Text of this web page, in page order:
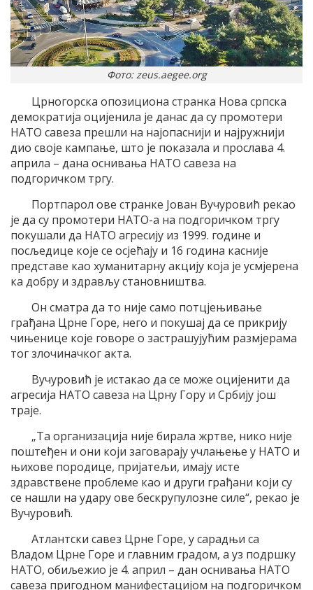
Фото: zeus.aegee.org
Црногорска опозициона странка Нова српска
демократија оцијенила је данас да су промотери
НАТО савеза прешли на најопаснији и најружнији
дио своје кампање, што је показала и прослава 4.
априла – дана оснивања НАТО савеза на
подгоричком тргу.
Портпарол ове странке Јован Вучуровић рекао
је да су промотери НАТО-а на подгоричком тргу
покушали да НАТО агресију из 1999. године и
посљедице које се осјећају и 16 година касније
представе као хуманитарну акцију која је усмјерена
ка добру и здрављу становништва.
Он сматра да то није само потцјењивање
грађана Црне Горе, него и покушај да се прикрију
чињенице које говоре о застрашујућим размјерама
тог злочиначког акта.
Вучуровић је истакао да се може оцијенити да
агресија НАТО савеза на Црну Гору и Србију још
траје.
„Та организација није бирала жртве, нико није
поштеђен и они који заговарају учлањење у НАТО и
њихове породице, пријатељи, имају исте
здравствене проблеме као и други грађани који су
се нашли на удару ове бескрупулозне силе“, рекао је
Вучуровић.
Атлантски савез Црне Горе, у сарадњи са
Владом Црне Горе и главним градом, а уз подршку
НАТО, обиљежио је 4. април – дан оснивања НАТО
савеза пригодном манифестацијом на подгоричком